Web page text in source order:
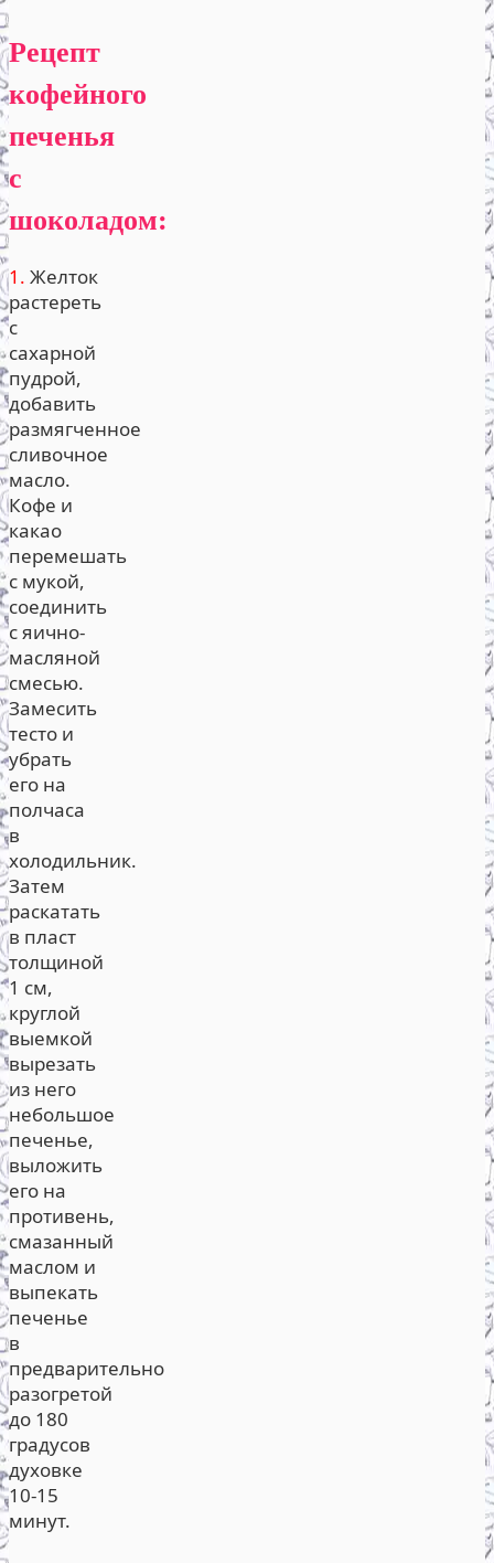
Рецепт
кофейного
печенья
с
шоколадом:
1. Желток
растереть
с
сахарной
пудрой,
добавить
размягченное
сливочное
масло.
Кофе и
какао
перемешать
с мукой,
соединить
с яично-
масляной
смесью.
Замесить
тесто и
убрать
его на
полчаса
в
холодильник.
Затем
раскатать
в пласт
толщиной
1 см,
круглой
выемкой
вырезать
из него
небольшое
печенье,
выложить
его на
противень,
смазанный
маслом и
выпекать
печенье
в
предварительно
разогретой
до 180
градусов
духовке
10-15
минут.